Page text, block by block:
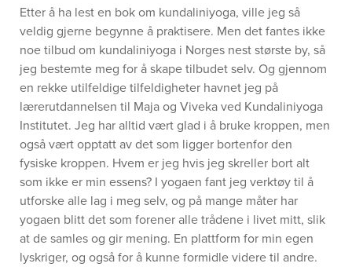
Etter å ha lest en bok om kundaliniyoga, ville jeg så
veldig gjerne begynne å praktisere. Men det fantes ikke
noe tilbud om kundaliniyoga i Norges nest største by, så
jeg bestemte meg for å skape tilbudet selv. Og gjennom
en rekke utilfeldige tilfeldigheter havnet jeg på
lærerutdannelsen til Maja og Viveka ved Kundaliniyoga
Institutet. Jeg har alltid vært glad i å bruke kroppen, men
også vært opptatt av det som ligger bortenfor den
fysiske kroppen. Hvem er jeg hvis jeg skreller bort alt
som ikke er min essens? I yogaen fant jeg verktøy til å
utforske alle lag i meg selv, og på mange måter har
yogaen blitt det som forener alle trådene i livet mitt, slik
at de samles og gir mening. En plattform for min egen
lyskriger, og også for å kunne formidle videre til andre.